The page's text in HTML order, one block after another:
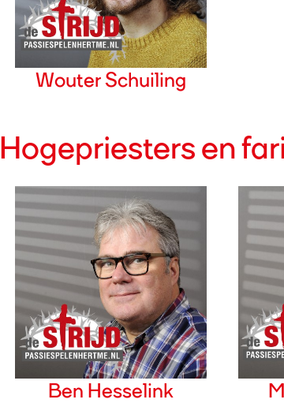
Wouter Schuiling
Hogepriesters en
Ben Hesselink